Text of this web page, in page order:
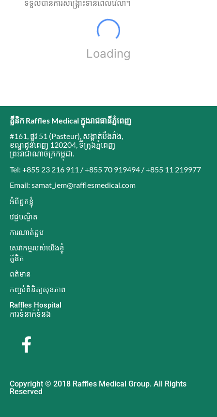
ទទួលបានការសង្គ្រោះទាន់ពេលវេលា។
Loading
គ្លីនិក Raffles Medical ក្នុងរាជធានីភ្នំពេញ
#161, ផ្លូវ 51 (Pasteur), សង្កាត់បឹងរាំង,
ខណ្ឌដូនពេញ 120204, ទីក្រុងភ្នំពេញ
ព្រះរាជាណាចក្រកម្ពុជា.
Tel: +855 23 216 911 / +855 70 919494 / +855 11 219977
Email: samat_iem@rafflesmedical.com
អំពីពួកខ្ញុំ
វេជ្ជបណ្ឌិត
ការណាត់ជួប
សេវាកម្មរបស់យើងខ្ញុំ
គ្លីនិក
ពត៌មាន
កញ្ចប់ពិនិត្យសុខភាព
Raffles Hospital
ការទំនាក់ទំនង
Copyright © 2018 Raffles Medical Group. All Rights
Reserved